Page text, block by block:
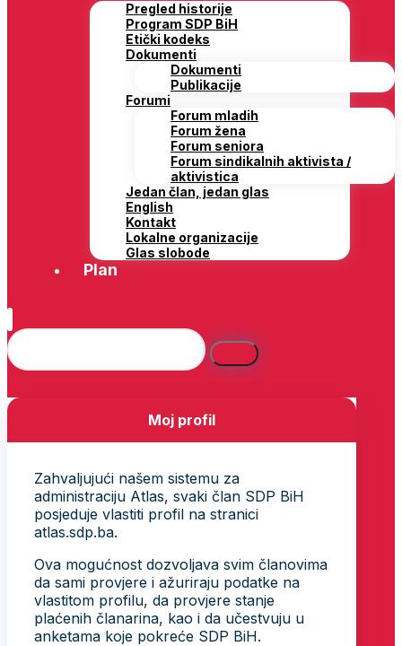
Pregled historije
Program SDP BiH
Etički kodeks
Dokumenti
Dokumenti
Publikacije
Forumi
Forum mladih
Forum žena
Forum seniora
Forum sindikalnih aktivista /
aktivistica
Jedan član, jedan glas
English
Kontakt
Lokalne organizacije
Glas slobode
Plan
Moj profil
Zahvaljujući našem sistemu za
administraciju Atlas, svaki član SDP BiH
posjeduje vlastiti profil na stranici
atlas.sdp.ba.
Ova mogućnost dozvoljava svim članovima
da sami provjere i ažuriraju podatke na
vlastitom profilu, da provjere stanje
plaćenih članarina, kao i da učestvuju u
anketama koje pokreće SDP BiH.